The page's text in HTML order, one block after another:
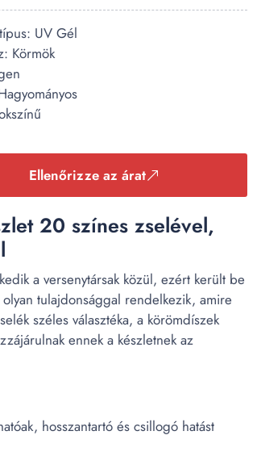
UV Gél
Körmök
Ellenőrizze az árat
20 színes zselével,
a versenytársak közül, ezért került be
tulajdonsággal rendelkezik, amire
széles választéka, a körömdíszek
ennek a készletnek az
hosszantartó és csillogó hatást